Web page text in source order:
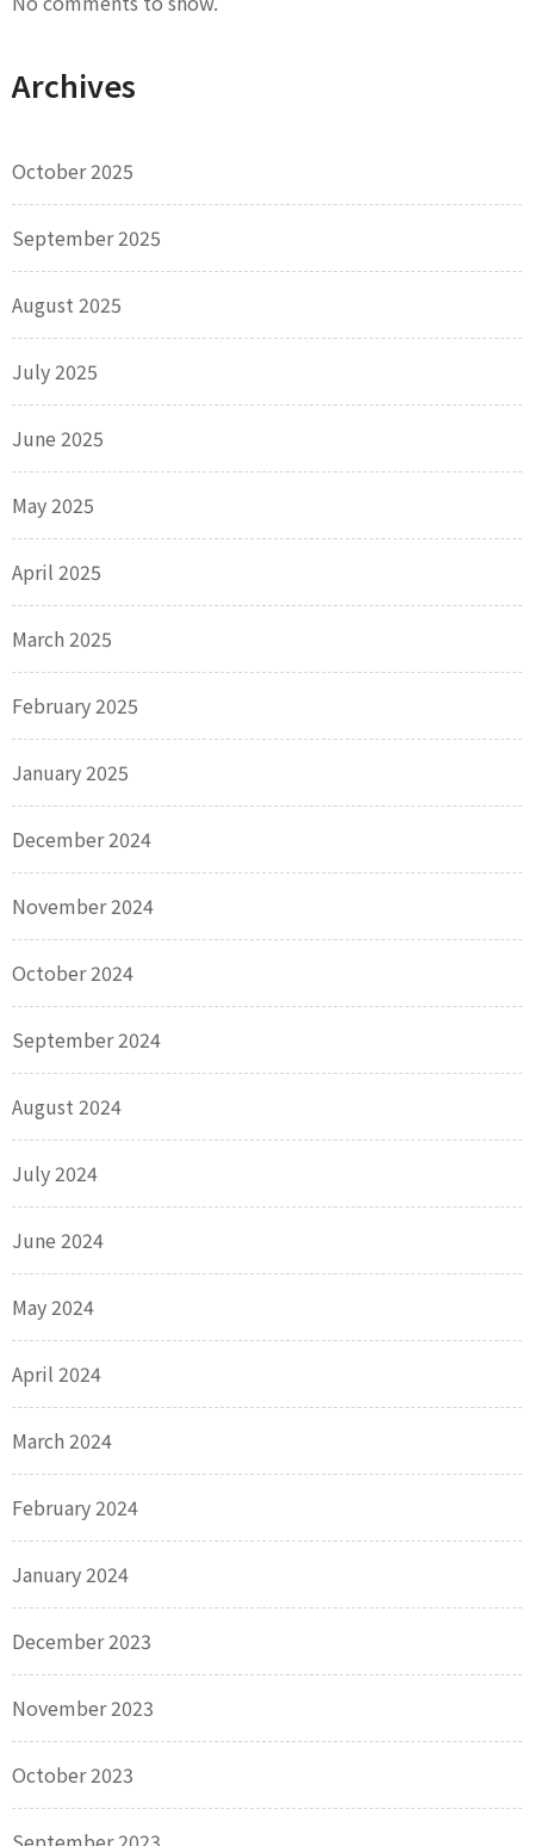
Archives
October 2025
September 2025
August 2025
July 2025
June 2025
May 2025
April 2025
March 2025
February 2025
January 2025
December 2024
November 2024
October 2024
September 2024
August 2024
July 2024
June 2024
May 2024
April 2024
March 2024
February 2024
January 2024
December 2023
November 2023
October 2023